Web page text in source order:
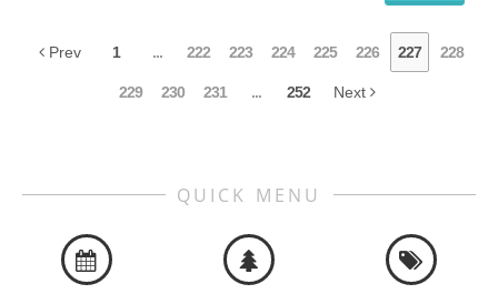
Prev 1 ... 222 223 224 225 226 227 228
229 230 231 ... 252 Next
QUICK MENU